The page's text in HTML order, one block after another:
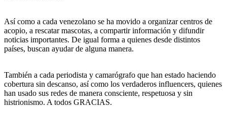
Así como a cada venezolano se ha movido a organizar centros de
acopio, a rescatar mascotas, a compartir información y difundir
noticias importantes. De igual forma a quienes desde distintos
países, buscan ayudar de alguna manera.
También a cada periodista y camarógrafo que han estado haciendo
cobertura sin descanso, así como los verdaderos influencers, quienes
han usado sus redes de manera consciente, respetuosa y sin
histrionismo. A todos GRACIAS.